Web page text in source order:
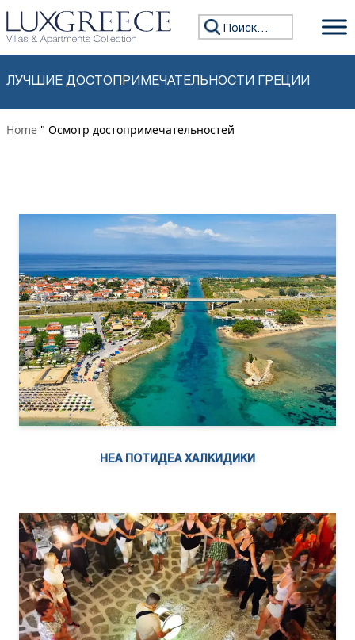
Перейти к содержимому
Искать:
ЛУЧШИЕ ДОСТОПРИМЕЧАТЕЛЬНОСТИ ГРЕЦИИ
Home " Осмотр достопримечательностей
НЕА ПОТИДЕА ХАЛКИДИКИ